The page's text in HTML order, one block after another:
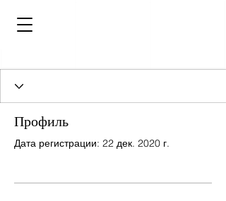
Профиль
Дата регистрации: 22 дек. 2020 г.